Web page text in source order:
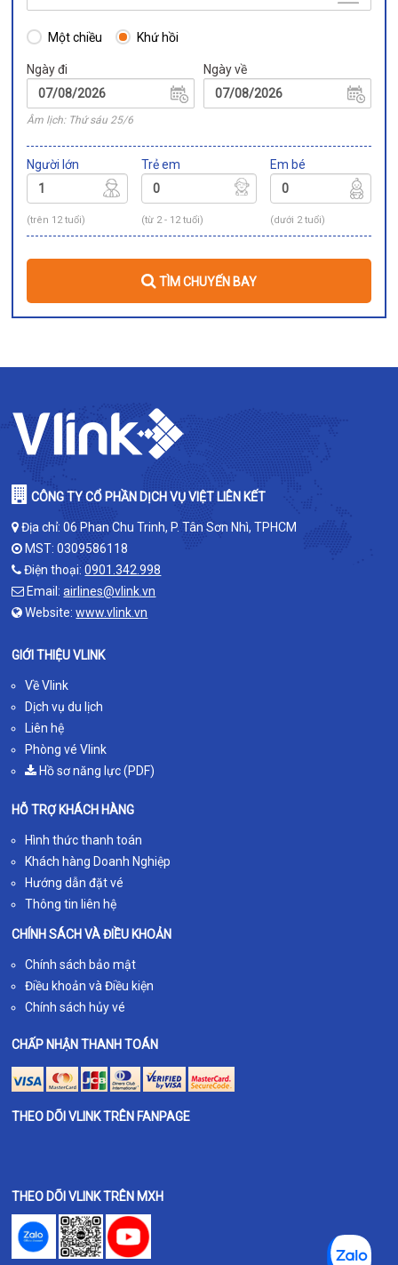
Một chiều Khứ hồi
Ngày đi
Âm lịch: Thứ sáu 25/6
Ngày về
Người lớn
(trên 12 tuổi)
Trẻ em
(từ 2 - 12 tuổi)
Em bé
(dưới 2 tuổi)
TÌM CHUYẾN BAY
CÔNG TY CỔ PHẦN DỊCH VỤ VIỆT LIÊN KẾT
Địa chỉ: 06 Phan Chu Trinh, P. Tân Sơn Nhì, TPHCM
MST: 0309586118
Điện thoại:0901.342.998
Email:airlines@vlink.vn
Website:www.vlink.vn
GIỚI THIỆU VLINK
Về Vlink
Dịch vụ du lịch
Liên hệ
Phòng vé Vlink
Hồ sơ năng lực (PDF)
HỖ TRỢ KHÁCH HÀNG
Hình thức thanh toán
Khách hàng Doanh Nghiệp
Hướng dẫn đặt vé
Thông tin liên hệ
CHÍNH SÁCH VÀ ĐIỀU KHOẢN
Chính sách bảo mật
Điều khoản và Điều kiện
Chính sách hủy vé
CHẤP NHẬN THANH TOÁN
THEO DÕI VLINK TRÊN FANPAGE
THEO DÕI VLINK TRÊN MXH